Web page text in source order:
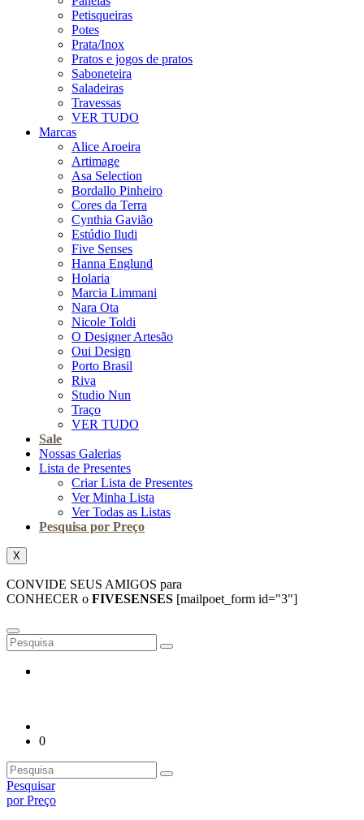
Petisqueiras
Potes
Prata/Inox
Pratos e jogos de pratos
Saboneteira
Saladeiras
Travessas
VER TUDO
Marcas
Alice Aroeira
Artimage
Asa Selection
Bordallo Pinheiro
Cores da Terra
Cynthia Gavião
Estúdio Iludi
Five Senses
Hanna Englund
Holaria
Marcia Limmani
Nara Ota
Nicole Toldi
O Designer Artesão
Oui Design
Porto Brasil
Riva
Studio Nun
Traço
VER TUDO
Sale
Nossas Galerias
Lista de Presentes
Criar Lista de Presentes
Ver Minha Lista
Ver Todas as Listas
Pesquisa por Preço
X
CONVIDE SEUS AMIGOS para
CONHECER o FIVESENSES [mailpoet_form id="3"]
0
Pesquisar
por Preço